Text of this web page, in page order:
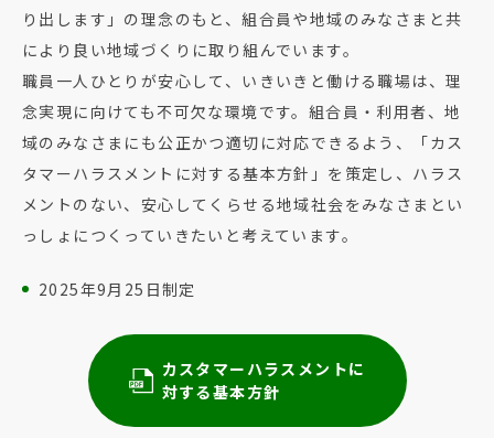
り出します」の理念のもと、組合員や地域のみなさまと共
により良い地域づくりに取り組んでいます。
職員一人ひとりが安心して、いきいきと働ける職場は、理
念実現に向けても不可欠な環境です。組合員・利用者、地
域のみなさまにも公正かつ適切に対応できるよう、「カス
タマーハラスメントに対する基本方針」を策定し、ハラス
メントのない、安心してくらせる地域社会をみなさまとい
っしょにつくっていきたいと考えています。
2025年9月25日制定
カスタマーハラスメントに
対する基本方針